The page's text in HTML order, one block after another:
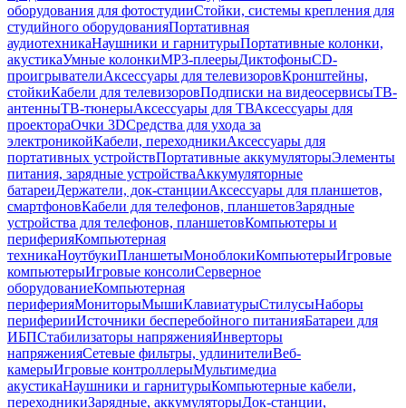
оборудования для фотостудииСтойки, системы крепления для
студийного оборудованияПортативная
аудиотехникаНаушники и гарнитурыПортативные колонки,
акустикаУмные колонкиMP3-плеерыДиктофоныCD-
проигрывателиАксессуары для телевизоровКронштейны,
стойкиКабели для телевизоровПодписки на видеосервисыТВ-
антенныТВ-тюнерыАксессуары для ТВАксессуары для
проектораОчки 3DСредства для ухода за
электроникойКабели, переходникиАксессуары для
портативных устройствПортативные аккумуляторыЭлементы
питания, зарядные устройстваАккумуляторные
батареиДержатели, док-станцииАксессуары для планшетов,
смартфоновКабели для телефонов, планшетовЗарядные
устройства для телефонов, планшетовКомпьютеры и
периферияКомпьютерная
техникаНоутбукиПланшетыМоноблокиКомпьютерыИгровые
компьютерыИгровые консолиСерверное
оборудованиеКомпьютерная
периферияМониторыМышиКлавиатурыСтилусыНаборы
периферииИсточники бесперебойного питанияБатареи для
ИБПСтабилизаторы напряженияИнверторы
напряженияСетевые фильтры, удлинителиВеб-
камерыИгровые контроллерыМультимедиа
акустикаНаушники и гарнитурыКомпьютерные кабели,
переходникиЗарядные, аккумуляторыДок-станции,